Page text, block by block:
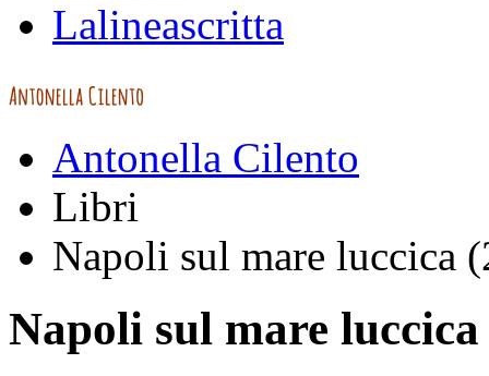
Lalineascritta
Antonella Cilento
Libri
Napoli sul mare luccica
Napoli sul mare luccica